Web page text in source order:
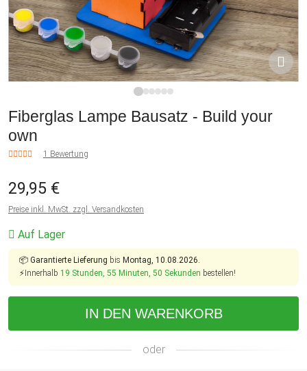
Fiberglas Lampe Bausatz - Build your
own
1 Bewertung
29,95 €
Preise inkl. MwSt. zzgl. Versandkosten
Auf Lager
📦 Garantierte Lieferung bis Montag, 10.08.2026.
⚡Innerhalb 19 Stunden, 55 Minuten, 50 Sekunden bestellen!
IN DEN WARENKORB
oder